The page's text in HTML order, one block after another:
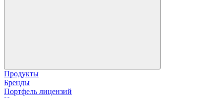
Продукты
Бренды
Портфель лицензий